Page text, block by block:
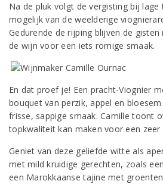
Na de pluk volgt de vergisting bij
mogelijk van de weelderige
Gedurende de rijping blijven de
de wijn voor een iets romige smaak.
En dat proef je! Een pracht-Viognier
bouquet van perzik, appel en
frisse, sappige smaak.Camille toont
topkwaliteit kan maken voor een zeer
Geniet van deze geliefde witte als
met mild kruidige gerechten, zoals
een Marokkaanse tajine met